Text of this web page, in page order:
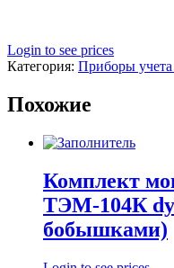
Login to see prices
Категория: Приборы учета
Похожие
Комплект
ТЭМ-104К
бобышками)